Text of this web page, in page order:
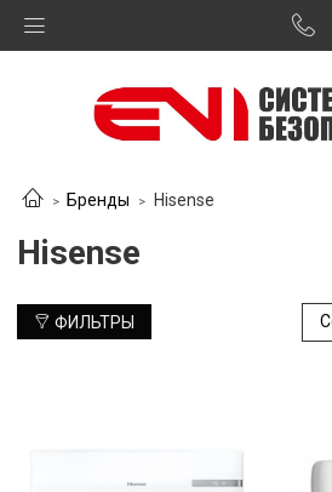
Бренды Hisense
Hisense
ФИЛЬТРЫ